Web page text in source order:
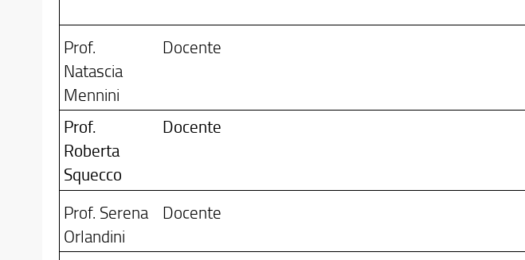
Prof.
Natascia
Mennini
Docente
Prof.
Roberta
Squecco
Docente
Prof. Serena
Orlandini
Docente